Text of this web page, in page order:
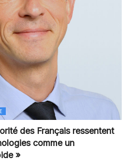
des Français ressentent
comme un
»